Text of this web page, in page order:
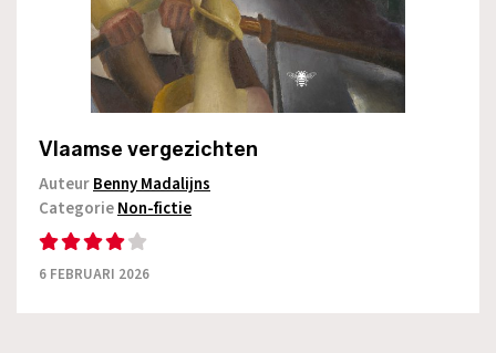
Vlaamse vergezichten
AuteurBenny Madalijns
CategorieNon-fictie
6 FEBRUARI 2026